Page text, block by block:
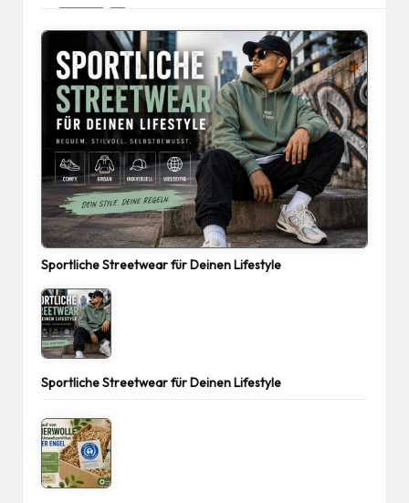
Sportliche Streetwear für Deinen Lifestyle
Sportliche Streetwear für Deinen Lifestyle